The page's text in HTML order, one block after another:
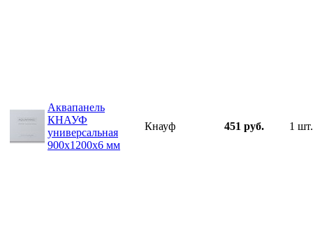
Аквапанель
КНАУФ
универсальная
900х1200х6 мм
Кнауф 451 руб. 1 шт.